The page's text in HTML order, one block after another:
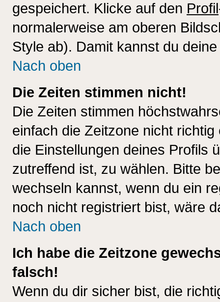
gespeichert. Klicke auf den Profil
normalerweise am oberen
Style ab). Damit kannst du
Nach oben
Die Zeiten stimmen nicht!
Die Zeiten stimmen
einfach die Zeitzone nicht
die Einstellungen deines Profils
zutreffend ist, zu wählen. Bitte
wechseln kannst, wenn du ein
noch nicht registriert bist, wäre
Nach oben
Ich habe die Zeitzone
falsch!
Wenn du dir sicher bist, die